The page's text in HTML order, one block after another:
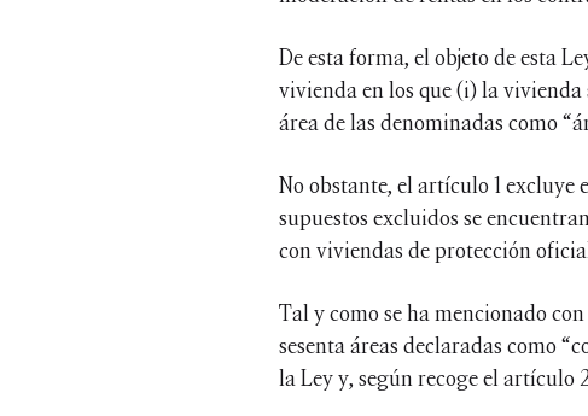
De esta forma, el objeto de esta
vivienda en los que (i) la
área de las denominadas como
No obstante, el artículo 1
supuestos excluidos se
con viviendas de protección
Tal y como se ha mencionado
sesenta áreas declaradas como
la Ley y, según recoge el artículo